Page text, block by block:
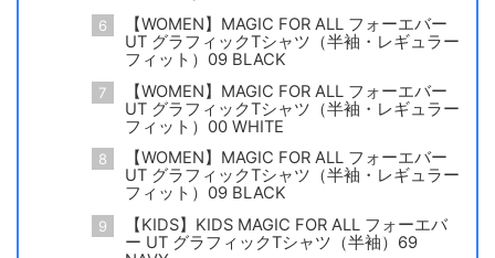
【WOMEN】MAGIC FOR ALL フォーエバー
UT グラフィックTシャツ（半袖・レギュラー
フィット）09 BLACK
【WOMEN】MAGIC FOR ALL フォーエバー
UT グラフィックTシャツ（半袖・レギュラー
フィット）00 WHITE
【WOMEN】MAGIC FOR ALL フォーエバー
UT グラフィックTシャツ（半袖・レギュラー
フィット）09 BLACK
【KIDS】KIDS MAGIC FOR ALL フォーエバ
ー UT グラフィックTシャツ（半袖）69